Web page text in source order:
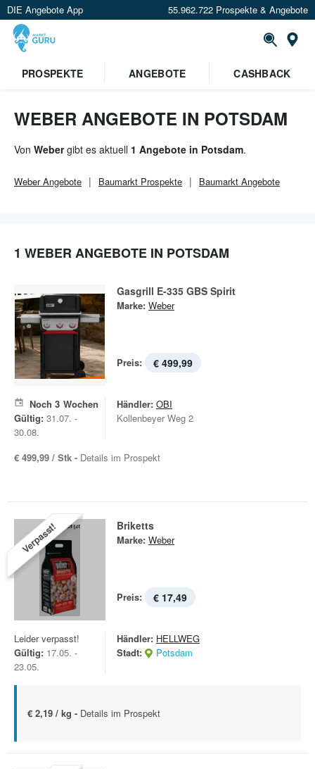
DIE Angebote App 55.962.722 Prospekte & Angebote
PROSPEKTE ANGEBOTE CASHBACK
WEBER ANGEBOTE IN POTSDAM
Von Webergibt es aktuell 1 Angebote in Potsdam.
WeberAngebote Baumarkt Prospekte Baumarkt Angebote
1 WEBER ANGEBOTE IN POTSDAM
Gasgrill E-335 GBS Spirit
Marke: Weber
Preis: € 499,99
Noch 3 Wochen
Gültig: 31.07. -
30.08.
Händler: OBI
Kollenbeyer Weg 2
€ 499,99 / Stk - Details im Prospekt
Verpasst! Briketts
Marke: Weber
Preis: € 17,49
Leider verpasst!
Gültig: 17.05. -
23.05.
Händler: HELLWEG
Stadt:
Potsdam
€ 2,19 / kg - Details im Prospekt